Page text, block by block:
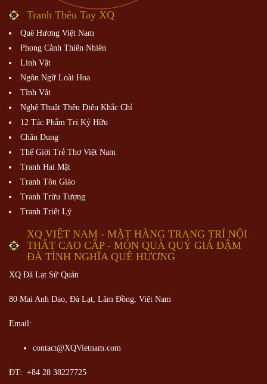
Tranh Thêu Tay XQ
Quê Hương Việt Nam
Phong Cảnh Thiên Nhiên
Linh Vật
Ngôn Ngữ Loài Hoa
Tĩnh Vật
Nghệ Thuật Thêu Điêu Khắc Chỉ
12 Tác Phẩm Tri Kỷ Hữu
Chân Dung
Thế Giới Trẻ Thơ Việt Nam
Tranh Hai Mặt
Tranh Tôn Giáo
Tranh Trừu Tượng
Tranh Triết Lý
XQ VIỆT NAM - MẶT HÀNG TRANG TRÍ NỘI
THẤT CAO CẤP - MÓN QUÀ QUÝ GIÁ ĐẬM
ĐÀ TÌNH NGHĨA QUÊ HƯƠNG
XQ Đà Lạt Sử Quán
80 Mai Anh Dao, Đà Lạt, Lâm Đồng, Việt Nam
Email:
contact@XQVietnam.com
ĐT: +84 28 38227725